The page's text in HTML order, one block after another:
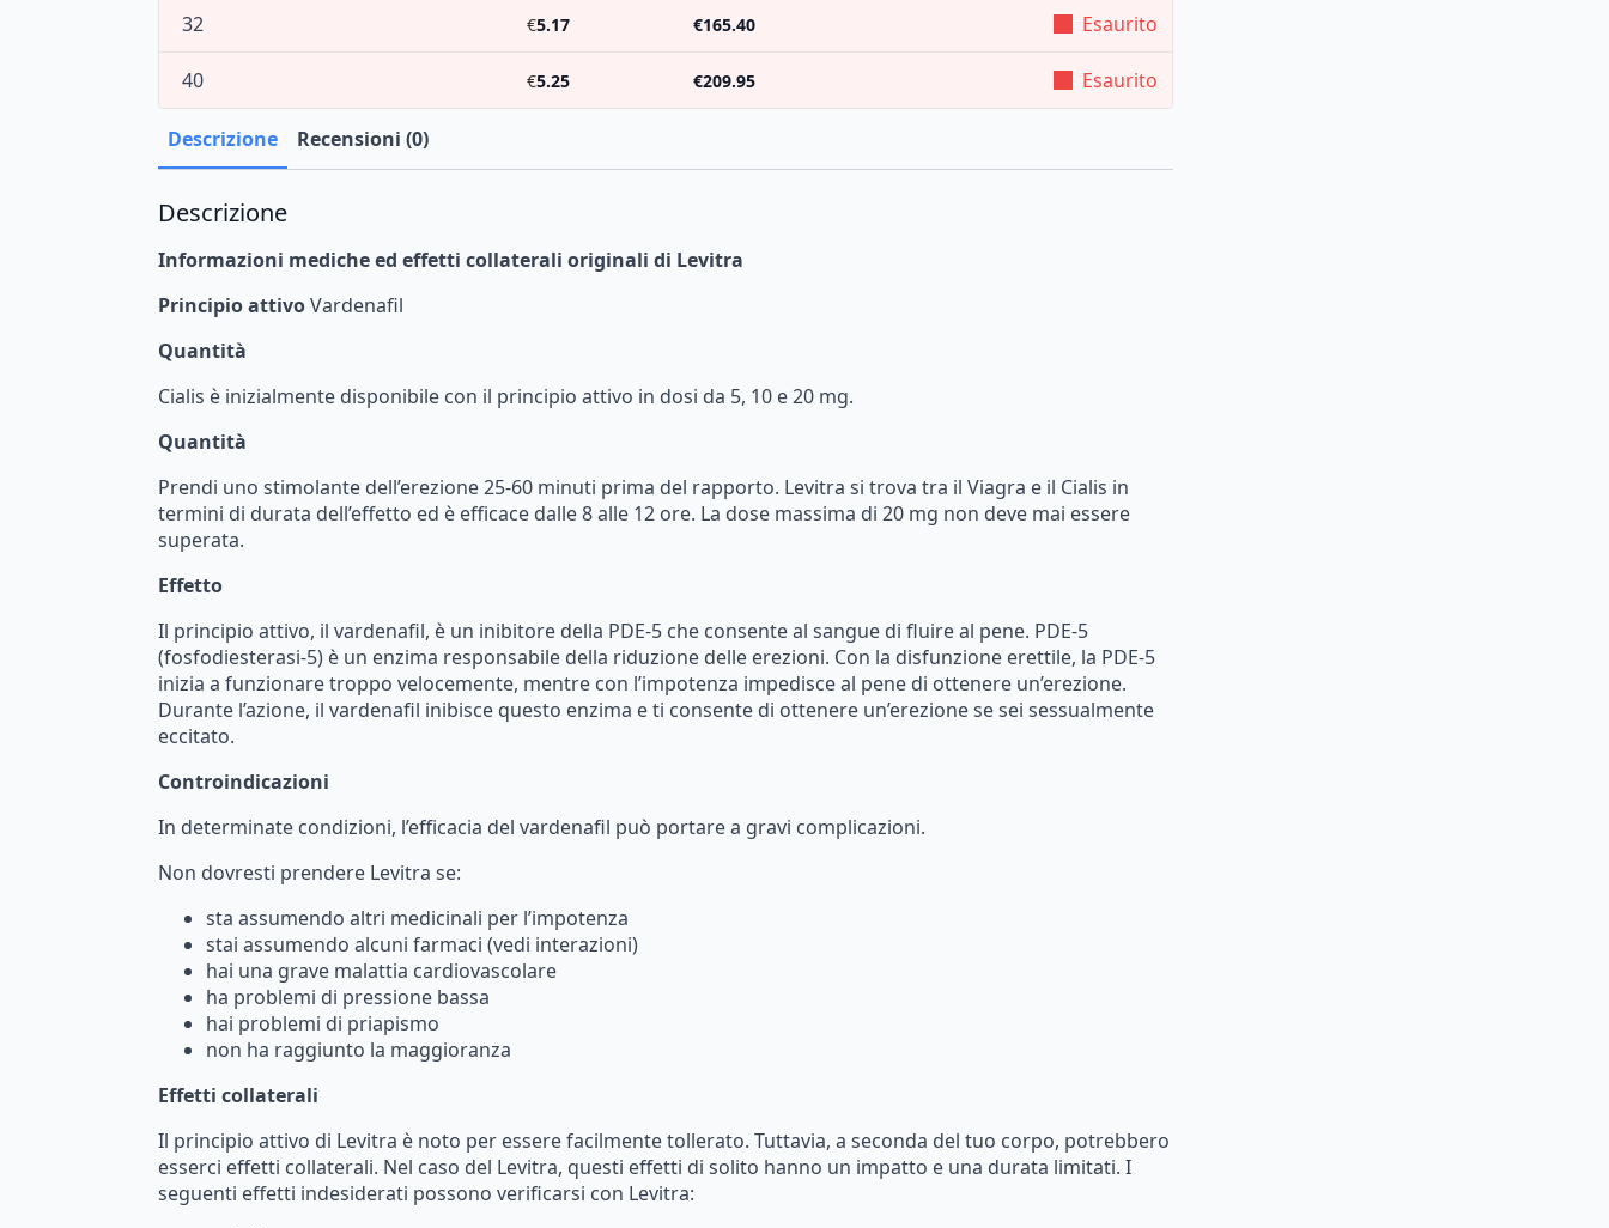
32 €5.17 €165.40 Esaurito
40 €5.25 €209.95 Esaurito
Descrizione Recensioni (0)
Descrizione
Informazioni medicheed effetti collaterali originali di Levitra
Principio attivoVardenafil
Quantità
Cialis è inizialmente disponibile con il principio attivo in dosi da 5, 10 e20 mg.
Quantità
Prendi uno stimolante dell’erezione25-60 minuti prima del rapporto. Levitra si trova tra il Viagra e il Cialis in
termini di durata dell’effetto ed è efficace dalle8alle 12 ore. La dose massima di 20 mg non deve mai essere
superata.
Effetto
Il principio attivo, il vardenafil, è un inibitore della PDE-5 che consenteal sangue di fluireal pene. PDE-5
(fosfodiesterasi-5) è un enzima responsabile della riduzione delle erezioni. Con la disfunzione erettile, la PDE-5
inizia a funzionaretroppo velocemente, mentre con l’impotenza impedisceal pene di ottenere un’erezione.
Durante l’azione, il vardenafil inibisce questo enzima eti consente di ottenere un’erezionesesei sessualmente
eccitato.
Controindicazioni
In determinate condizioni, l’efficacia del vardenafil può portarea gravi complicazioni.
Non dovresti prendere Levitra se:
sta assumendo altri medicinali per l’impotenza
stai assumendo alcuni farmaci (vedi interazioni)
hai una grave malattia cardiovascolare
ha problemi di pressione bassa
hai problemi di priapismo
non ha raggiunto la maggioranza
Effetti collaterali
Il principio attivo di Levitra è noto per esserefacilmentetollerato. Tuttavia, a seconda del tuo corpo, potrebbero
esserci effetti collaterali. Nel caso del Levitra, questi effetti di solito hanno un impatto e una durata limitati. I
seguenti effetti indesiderati possono verificarsi con Levitra: